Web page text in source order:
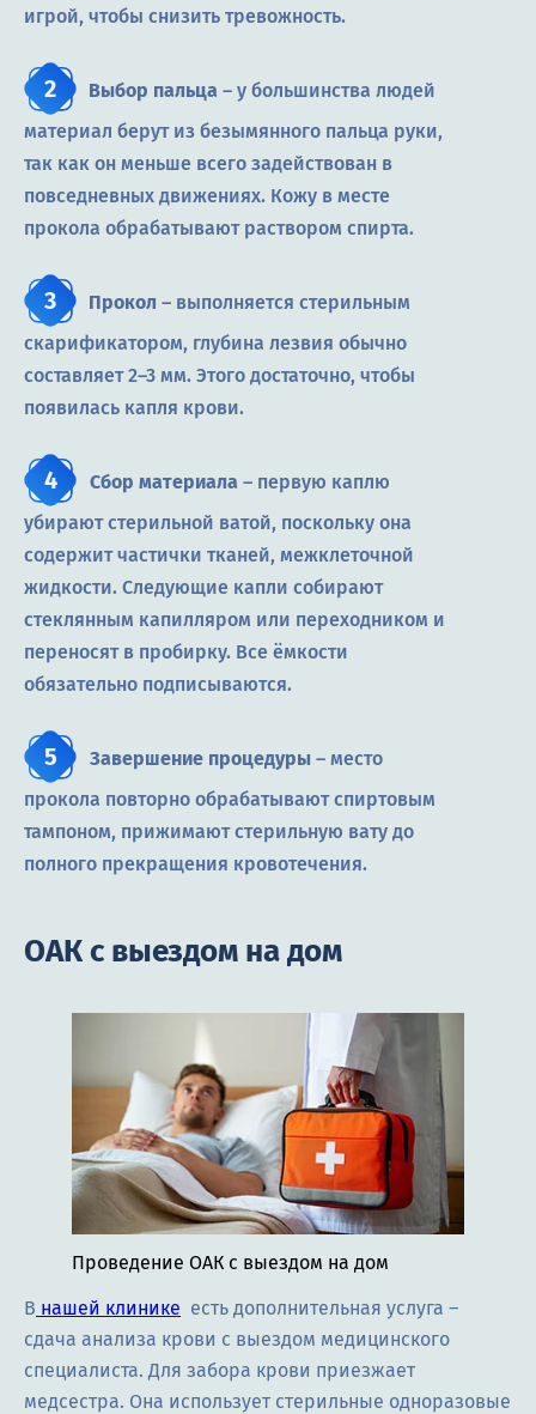
игрой, чтобы снизить тревожность.
Выбор пальца – у большинства людей
материал берут из безымянного пальца руки,
так как он меньше всего задействован в
повседневных движениях. Кожу в месте
прокола обрабатывают раствором спирта.
Прокол – выполняется стерильным
скарификатором, глубина лезвия обычно
составляет 2–3 мм. Этого достаточно, чтобы
появилась капля крови.
Сбор материала – первую каплю
убирают стерильной ватой, поскольку она
содержит частички тканей, межклеточной
жидкости. Следующие капли собирают
стеклянным капилляром или переходником и
переносят в пробирку. Все ёмкости
обязательно подписываются.
Завершение процедуры – место
прокола повторно обрабатывают спиртовым
тампоном, прижимают стерильную вату до
полного прекращения кровотечения.
ОАК с выездом на дом
Проведение ОАК с выездом на дом
В нашей клинике есть дополнительная услуга –
сдача анализа крови с выездом медицинского
специалиста. Для забора крови приезжает
медсестра. Она использует стерильные одноразовые